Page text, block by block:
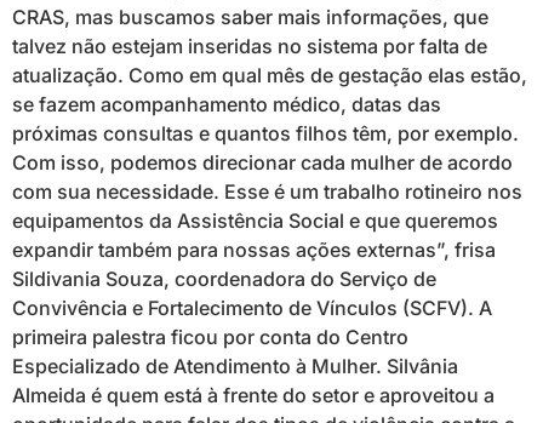
CRAS, mas buscamos saber mais informações, que
talvez não estejam inseridas no sistema por falta de
atualização. Como em qual mês de gestação elas estão,
se fazem acompanhamento médico, datas das
próximas consultas e quantos filhos têm, por exemplo.
Com isso, podemos direcionar cada mulher de acordo
com sua necessidade. Esse é um trabalho rotineiro nos
equipamentos da Assistência Social e que queremos
expandir também para nossas ações externas”, frisa
Sildivania Souza, coordenadora do Serviço de
Convivência e Fortalecimento de Vínculos (SCFV). A
primeira palestra ficou por conta do Centro
Especializado de Atendimento à Mulher. Silvânia
Almeida é quem está à frente do setor e aproveitou a